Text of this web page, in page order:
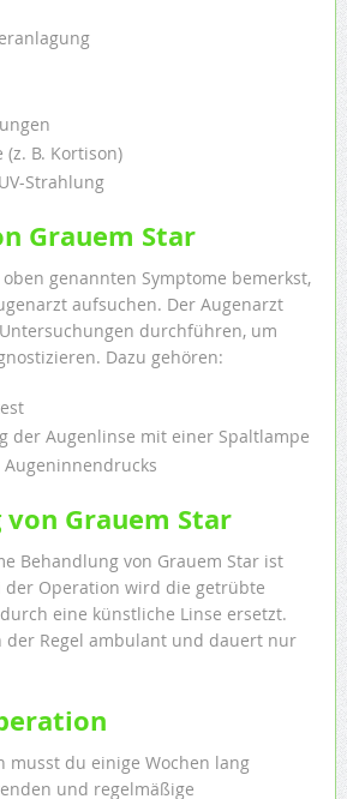
B. Kortison)
Strahlung
Grauem Star
genannten Symptome bemerkst,
aufsuchen. Der Augenarzt
durchführen, um
Dazu gehören:
der Augenlinse mit einer Spaltlampe
Augeninnendrucks
von Grauem Star
Behandlung von Grauem Star ist
der Operation wird die getrübte
eine künstliche Linse ersetzt.
der Regel ambulant und dauert nur
musst du einige Wochen lang
und regelmäßige